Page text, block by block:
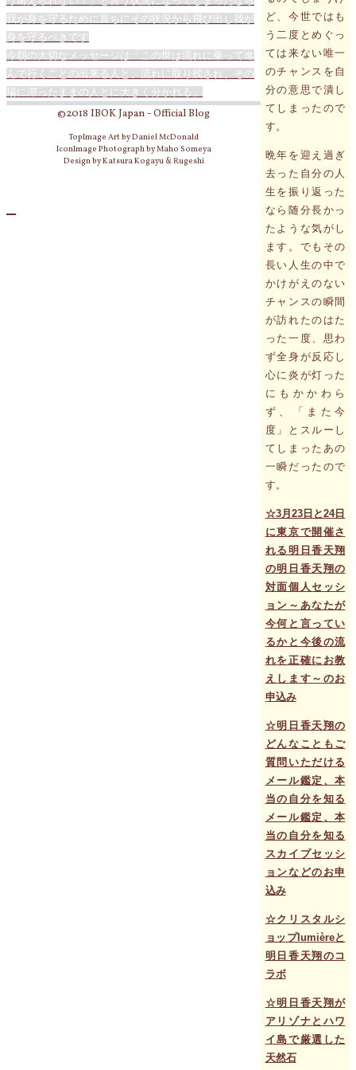
ど、今世ではも
う二度とめぐっ
ては来ない唯一
のチャンスを自
分の意思で潰し
てしまったので
す。
晩年を迎え過ぎ
去った自分の人
生を振り返った
なら随分長かっ
たような気がし
ます。でもその
長い人生の中で
かけがえのない
チャンスの瞬間
が訪れたのはた
った一度、思わ
ず全身が反応し
心に炎が灯った
にもかかわら
ず、「また今
度」とスルーし
てしまったあの
一瞬だったので
す。
☆3月23日と24日
に東京で開催さ
れる明日香天翔
の明日香天翔の
対面個人セッシ
ョン～あなたが
今何と言ってい
るかと今後の流
れを正確にお教
えします～のお
申込み
☆明日香天翔の
どんなこともご
質問いただける
メール鑑定、本
当の自分を知る
メール鑑定、本
当の自分を知る
スカイプセッシ
ョンなどのお申
込み
☆クリスタルシ
ョップlumièreと
明日香天翔のコ
ラボ
☆明日香天翔が
アリゾナとハワ
イ島で厳選した
天然石
我が身を守るために直ちにその状況から飛び出し我が
身を守るべきです
今朝の大切なメッセージは「この世は流れに乗って進
んで行くことの出来る人と、流れに取り残され、その
場に滞ったままの人とに大きく分かれる」
©2018 IBOK Japan - Official Blog
TopImage Art by Daniel McDonald
IconImage Photograph by Maho Someya
Design by Katsura Kogayu & Rugeshi